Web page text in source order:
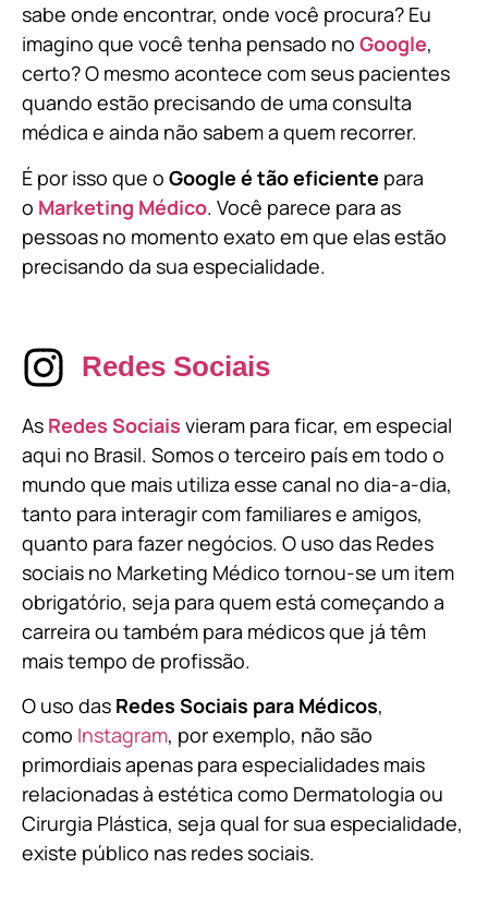
sabe onde encontrar, onde você procura? Eu
imagino que você tenha pensado no Google,
certo? O mesmo acontece com seus pacientes
quando estão precisando de uma consulta
médica e ainda não sabem a quem recorrer.
É por isso que o Google é tão eficiente para
o Marketing Médico. Você parece para as
pessoas no momento exato em que elas estão
precisando da sua especialidade.
Redes Sociais
As Redes Sociais vieram para ficar, em especial
aqui no Brasil. Somos o terceiro país em todo o
mundo que mais utiliza esse canal no dia-a-dia,
tanto para interagir com familiares e amigos,
quanto para fazer negócios. O uso das Redes
sociais no Marketing Médico tornou-se um item
obrigatório, seja para quem está começando a
carreira ou também para médicos que já têm
mais tempo de profissão.
O uso das Redes Sociais para Médicos,
como Instagram, por exemplo, não são
primordiais apenas para especialidades mais
relacionadas à estética como Dermatologia ou
Cirurgia Plástica, seja qual for sua especialidade,
existe público nas redes sociais.